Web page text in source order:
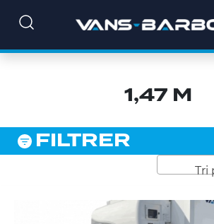
1,47 M
FILTRER
Tri